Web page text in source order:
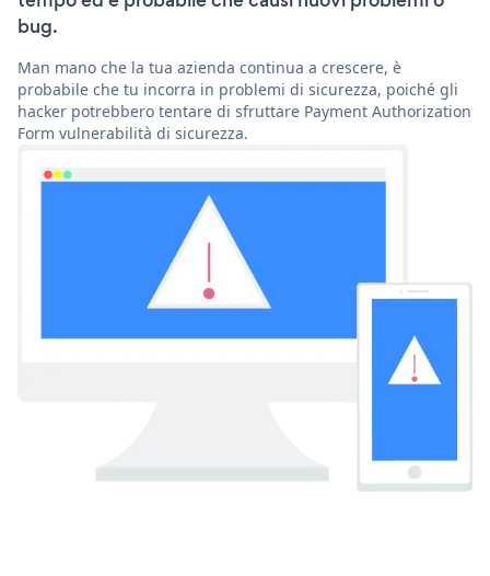
bug.
Man mano che la tua azienda continua a crescere, è
probabile che tu incorra in problemi di sicurezza, poiché gli
hacker potrebbero tentare di sfruttare Payment Authorization
Form vulnerabilità di sicurezza.